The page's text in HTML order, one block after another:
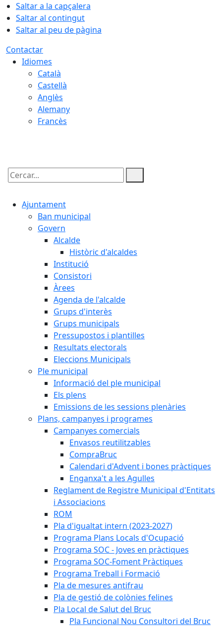
Saltar a la capçalera
Saltar al contingut
Saltar al peu de pàgina
Contactar
Idiomes
Català
Castellà
Anglès
Alemany
Francès
Cercar:
Ajuntament
Ban municipal
Govern
Alcalde
Històric d'alcaldes
Institució
Consistori
Àrees
Agenda de l'alcalde
Grups d'interès
Grups municipals
Pressupostos i plantilles
Resultats electorals
Eleccions Municipals
Ple municipal
Informació del ple municipal
Els plens
Emissions de les sessions plenàries
Plans, campanyes i programes
Campanyes comercials
Envasos reutilitzables
CompraBruc
Calendari d'Advent i bones pràctiques
Enganxa't a les Agulles
Reglament de Registre Municipal d'Entitats
i Associacions
ROM
Pla d'igualtat intern (2023-2027)
Programa Plans Locals d'Ocupació
Programa SOC - Joves en pràctiques
Programa SOC-Foment Pràctiques
Programa Treball i Formació
Pla de mesures antifrau
Pla de gestió de colònies felines
Pla Local de Salut del Bruc
Pla Funcional Nou Consultori del Bruc